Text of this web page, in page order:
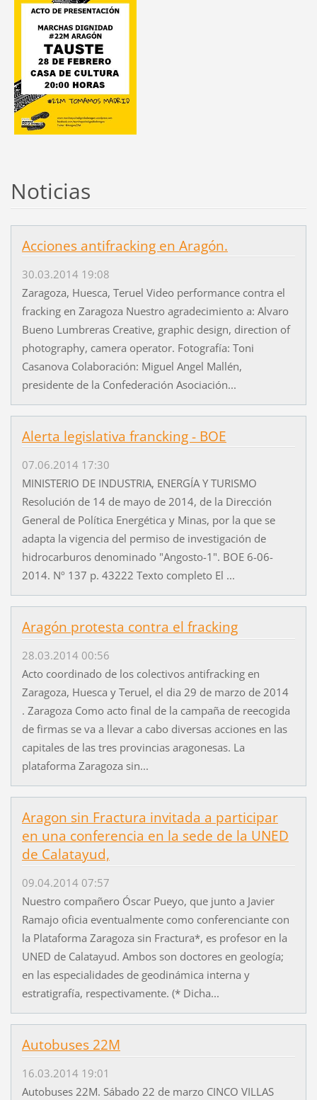
Noticias
Acciones antifracking en Aragón.
30.03.2014 19:08
Zaragoza, Huesca, Teruel Video performance contra el
fracking en Zaragoza Nuestro agradecimiento a: Alvaro
Bueno Lumbreras Creative, graphic design, direction of
photography, camera operator. Fotografía: Toni
Casanova Colaboración: Miguel Angel Mallén,
presidente de la Confederación Asociación...
Alerta legislativa francking - BOE
07.06.2014 17:30
MINISTERIO DE INDUSTRIA, ENERGÍA Y TURISMO
Resolución de 14 de mayo de 2014, de la Dirección
General de Política Energética y Minas, por la que se
adapta la vigencia del permiso de investigación de
hidrocarburos denominado "Angosto-1". BOE 6-06-
2014. Nº 137 p. 43222 Texto completo El ...
Aragón protesta contra el fracking
28.03.2014 00:56
Acto coordinado de los colectivos antifracking en
Zaragoza, Huesca y Teruel, el dia 29 de marzo de 2014
. Zaragoza Como acto final de la campaña de reecogida
de firmas se va a llevar a cabo diversas acciones en las
capitales de las tres provincias aragonesas. La
plataforma Zaragoza sin...
Aragon sin Fractura invitada a participar
en una conferencia en la sede de la UNED
de Calatayud,
09.04.2014 07:57
Nuestro compañero Óscar Pueyo, que junto a Javier
Ramajo oficia eventualmente como conferenciante con
la Plataforma Zaragoza sin Fractura*, es profesor en la
UNED de Calatayud. Ambos son doctores en geología;
en las especialidades de geodinámica interna y
estratigrafía, respectivamente. (* Dicha...
Autobuses 22M
16.03.2014 19:01
Autobuses 22M. Sábado 22 de marzo CINCO VILLAS